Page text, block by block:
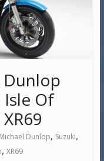
Isle Of
Michael Dunlop, Suzuki,
, XR69